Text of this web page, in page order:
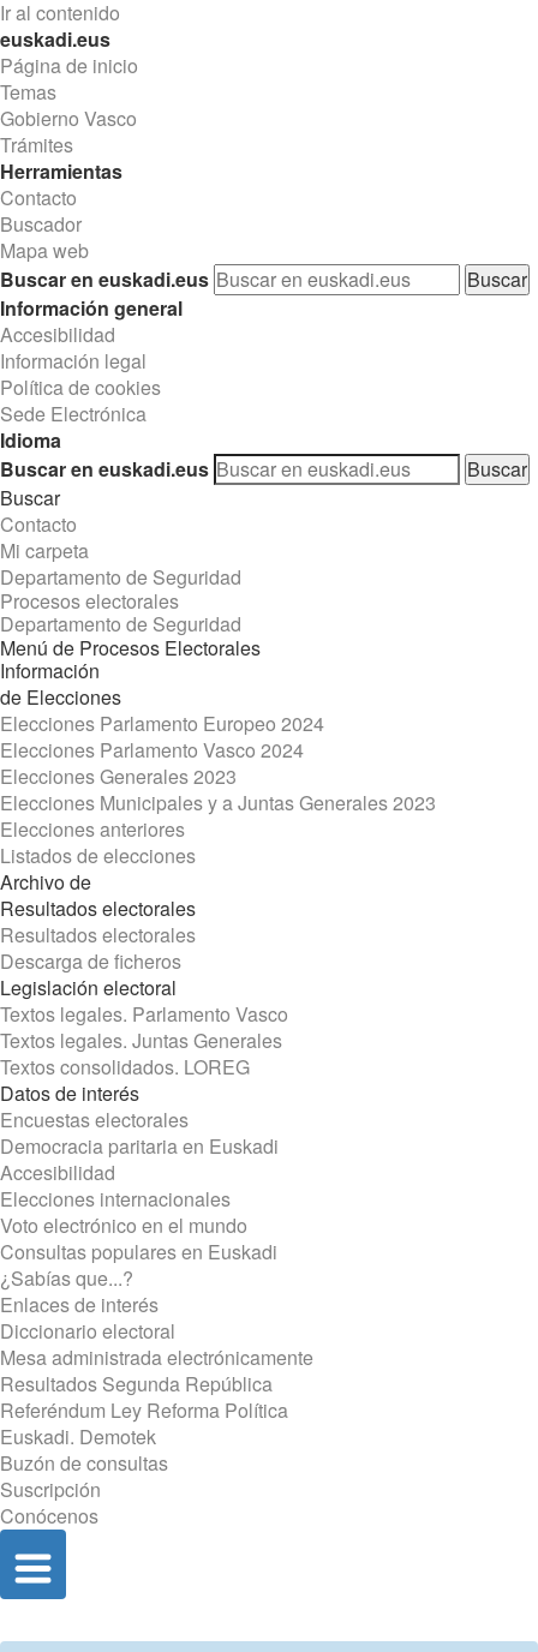
Ir al contenido
euskadi.eus
Página de inicio
Temas
Gobierno Vasco
Trámites
Herramientas
Contacto
Buscador
Mapa web
Buscar en euskadi.eus
Información general
Accesibilidad
Información legal
Política de cookies
Sede Electrónica
Idioma
Buscar en euskadi.eus
Buscar
Contacto
Mi carpeta
Departamento de Seguridad
Procesos electorales
Departamento de Seguridad
Menú de Procesos Electorales
Información
de Elecciones
Elecciones Parlamento Europeo 2024
Elecciones Parlamento Vasco 2024
Elecciones Generales 2023
Elecciones Municipales y a Juntas Generales 2023
Elecciones anteriores
Listados de elecciones
Archivo de
Resultados electorales
Resultados electorales
Descarga de ficheros
Legislación electoral
Textos legales. Parlamento Vasco
Textos legales. Juntas Generales
Textos consolidados. LOREG
Datos de interés
Encuestas electorales
Democracia paritaria en Euskadi
Accesibilidad
Elecciones internacionales
Voto electrónico en el mundo
Consultas populares en Euskadi
¿Sabías que...?
Enlaces de interés
Diccionario electoral
Mesa administrada electrónicamente
Resultados Segunda República
Referéndum Ley Reforma Política
Euskadi. Demotek
Buzón de consultas
Suscripción
Conócenos